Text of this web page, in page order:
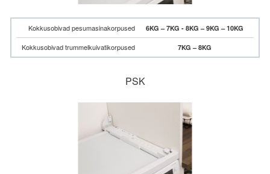
Kokkusobivad pesumasinakorpused 6KG – 7KG - 8KG – 9KG – 10KG
Kokkusobivad trummelkuivatikorpused 7KG – 8KG
PSK